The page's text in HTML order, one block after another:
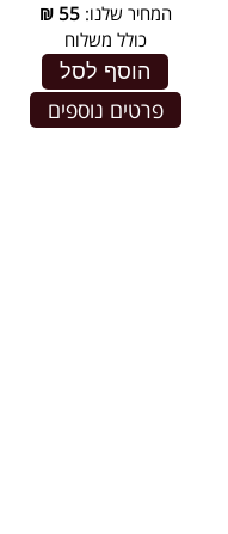
המחיר שלנו:55
₪
כולל משלוח
הוסף לסל
פרטים נוספים